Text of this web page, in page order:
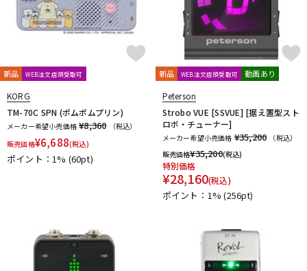
新品 WEB注文店頭受取可
KORG
TM-70C SPN (ポムポムプリン)
メーカー希望小売価格 ¥8,360
（税込）
販売価格¥6,688(税込)
ポイント：1% (60pt)
新品 WEB注文店頭受取可 動画あり
Peterson
Strobo VUE [SSVUE] [据え置型スト
ロボ・チューナー]
メーカー希望小売価格 ¥35,200
（税込）
販売価格¥35,200(税込)
特別価格
¥28,160(税込)
ポイント：1%(256pt)